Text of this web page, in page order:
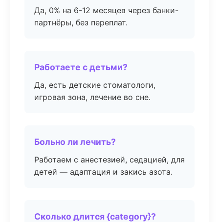
Да, 0% на 6-12 месяцев через банки-
партнёры, без переплат.
Работаете с детьми?
Да, есть детские стоматологи,
игровая зона, лечение во сне.
Больно ли лечить?
Работаем с анестезией, седацией, для
детей — адаптация и закись азота.
Сколько длится {category}?